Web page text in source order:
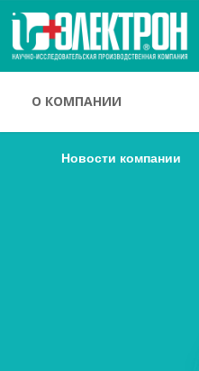
О КОМПАНИИ
Новости компании
Новости компании